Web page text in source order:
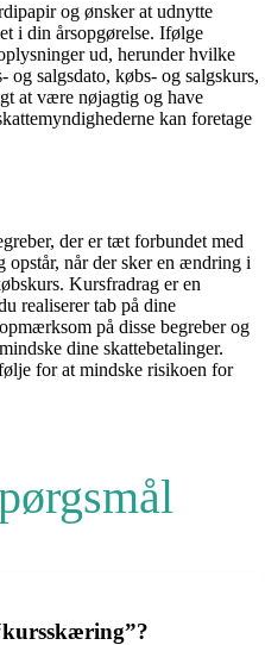
og ønsker at udnytte
i din årsopgørelse. Ifølge
ud, herunder hvilke
salgsdato, købs- og salgskurs,
at være nøjagtig og have
kan foretage
der er tæt forbundet med
når der sker en ændring i
Kursfradrag er en
realiserer tab på dine
på disse begreber og
dine skattebetalinger.
for at mindske risikoen for